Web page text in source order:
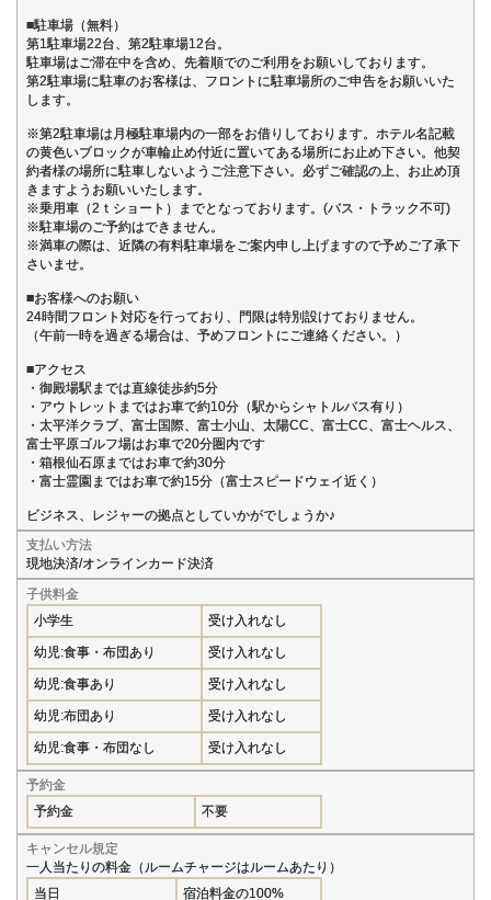
■駐車場（無料）
第1駐車場22台、第2駐車場12台。
駐車場はご滞在中を含め、先着順でのご利用をお願いしております。
第2駐車場に駐車のお客様は、フロントに駐車場所のご申告をお願いいた
します。
※第2駐車場は月極駐車場内の一部をお借りしております。ホテル名記載
の黄色いブロックが車輪止め付近に置いてある場所にお止め下さい。他契
約者様の場所に駐車しないようご注意下さい。必ずご確認の上、お止め頂
きますようお願いいたします。
※乗用車（2ｔショート）までとなっております。(バス・トラック不可)
※駐車場のご予約はできません。
※満車の際は、近隣の有料駐車場をご案内申し上げますので予めご了承下
さいませ。
■お客様へのお願い
24時間フロント対応を行っており、門限は特別設けておりません。
（午前一時を過ぎる場合は、予めフロントにご連絡ください。）
■アクセス
・御殿場駅までは直線徒歩約5分
・アウトレットまではお車で約10分（駅からシャトルバス有り）
・太平洋クラブ、富士国際、富士小山、太陽CC、富士CC、富士ヘルス、
富士平原ゴルフ場はお車で20分圏内です
・箱根仙石原まではお車で約30分
・富士霊園まではお車で約15分（富士スピードウェイ近く）
ビジネス、レジャーの拠点としていかがでしょうか♪
支払い方法
現地決済/オンラインカード決済
子供料金
小学生
受け入れなし
幼児:食事・布団あり 受け入れなし
幼児:食事あり 受け入れなし
幼児:布団あり 受け入れなし
幼児:食事・布団なし 受け入れなし
予約金
予約金
不要
キャンセル規定
一人当たりの料金（ルームチャージはルームあたり）
当日
宿泊料金の100%